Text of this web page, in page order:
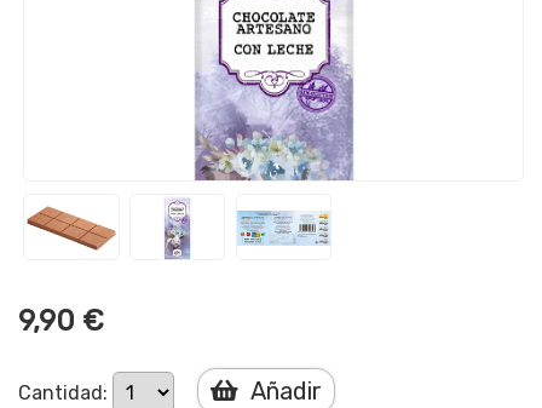
9,90 €
Cantidad: Añadir